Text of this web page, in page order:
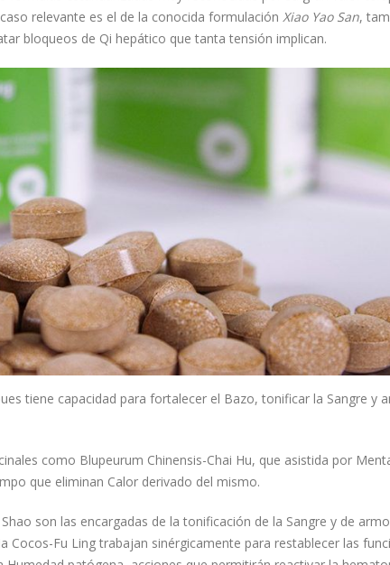
relevante es el de la conocida formulación Xiao Yao San,
bloqueos de Qi hepático que tanta tensión implican.
tiene capacidad para fortalecer el Bazo, tonificar la Sangre y
como Blupeurum Chinensis-Chai Hu, que asistida por
que eliminan Calor derivado del mismo.
son las encargadas de la tonificación de la Sangre y de
Fu Ling trabajan sinérgicamente para restablecer las